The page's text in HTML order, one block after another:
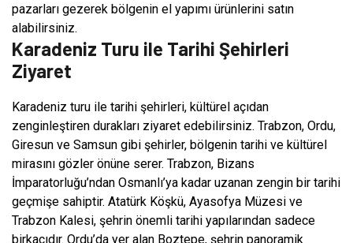
pazarları gezerek bölgenin el yapımı ürünlerini satın
alabilirsiniz.
Karadeniz Turu ile Tarihi Şehirleri
Ziyaret
Karadeniz turu ile tarihi şehirleri, kültürel açıdan
zenginleştiren durakları ziyaret edebilirsiniz. Trabzon, Ordu,
Giresun ve Samsun gibi şehirler, bölgenin tarihi ve kültürel
mirasını gözler önüne serer. Trabzon, Bizans
İmparatorluğu’ndan Osmanlı’ya kadar uzanan zengin bir tarihi
geçmişe sahiptir. Atatürk Köşkü, Ayasofya Müzesi ve
Trabzon Kalesi, şehrin önemli tarihi yapılarından sadece
birkaçıdır. Ordu’da yer alan Boztepe, şehrin panoramik